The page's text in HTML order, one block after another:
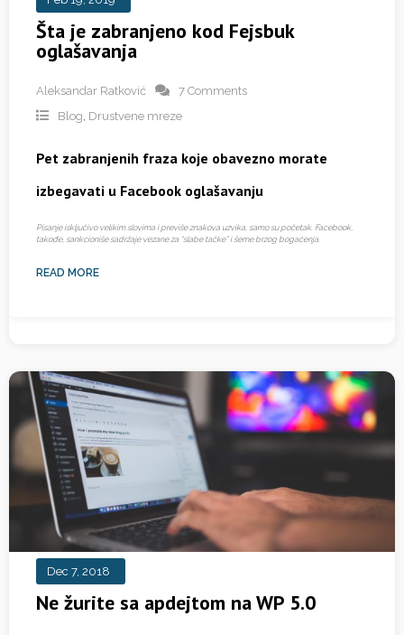
Šta je zabranjeno kod Fejsbuk
oglašavanja
Aleksandar Ratković
7 Comments
Blog, Drustvene mreze
Pet zabranjenih fraza koje obavezno morate
izbegavati u Facebook oglašavanju
Pisanje isključivo velikim slovima i previše znakova uzvika, samo su početak. Facebook,
takođe, sankcioniše sadržaje vezane za “slabe tačke” i šeme brzog bogaćenja.
READ MORE
Ne žurite sa apdejtom na WP 5.0
Dec 7, 2018